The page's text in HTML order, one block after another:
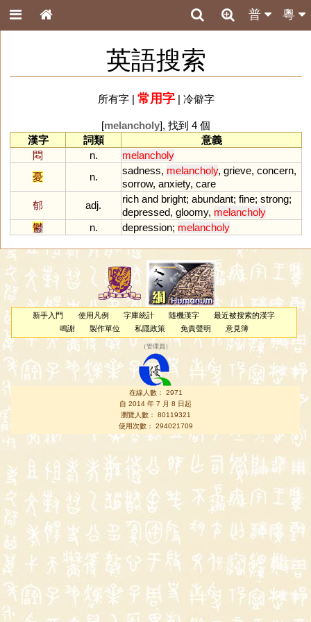
粵
普
英語搜索
所有字| 常用字| 冷僻字
[melancholy], 找到 4 個
漢字
詞類
意義
悶
n.
melancholy
憂
n.
sadness, melancholy, grieve, concern,
sorrow, anxiety, care
郁
adj.
rich and bright; abundant; fine; strong;
depressed, gloomy, melancholy
鬱
n. depression; melancholy
新手入門 使用凡例 字庫統計 隨機漢字
最近被搜索的漢字
鳴謝
製作單位 私隱政策 免責聲明 意見簿
（管理員 ）
在線人數： 2971
自 2014 年 7 月 8 日起
瀏覽人數： 80119321
使用次數： 294021709